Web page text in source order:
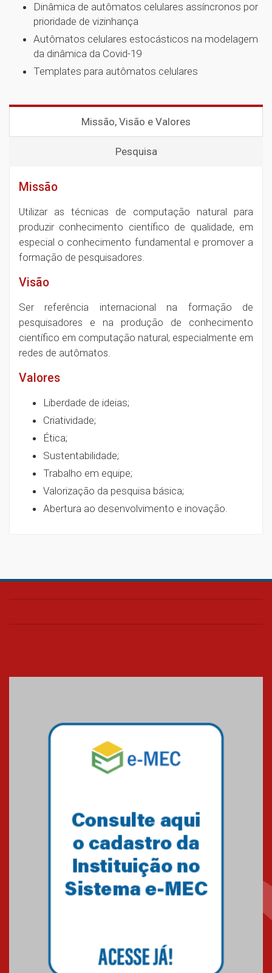
Dinâmica de autômatos celulares assíncronos por
prioridade de vizinhança
Autômatos celulares estocásticos na modelagem
da dinâmica da Covid-19
Templates para autômatos celulares
Missão, Visão e Valores
Pesquisa
Missão
Utilizar as técnicas de computação natural para
produzir conhecimento científico de qualidade, em
especial o conhecimento fundamental e promover a
formação de pesquisadores.
Visão
Ser referência internacional na formação de
pesquisadores e na produção de conhecimento
científico em computação natural, especialmente em
redes de autômatos.
Valores
Liberdade de ideias;
Criatividade;
Ética;
Sustentabilidade;
Trabalho em equipe;
Valorização da pesquisa básica;
Abertura ao desenvolvimento e inovação.